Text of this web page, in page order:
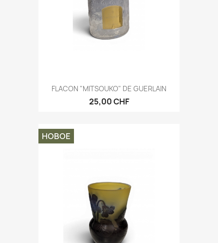
FLACON "MITSOUKO" DE GUERLAIN
25,00 CHF
НОВОЕ